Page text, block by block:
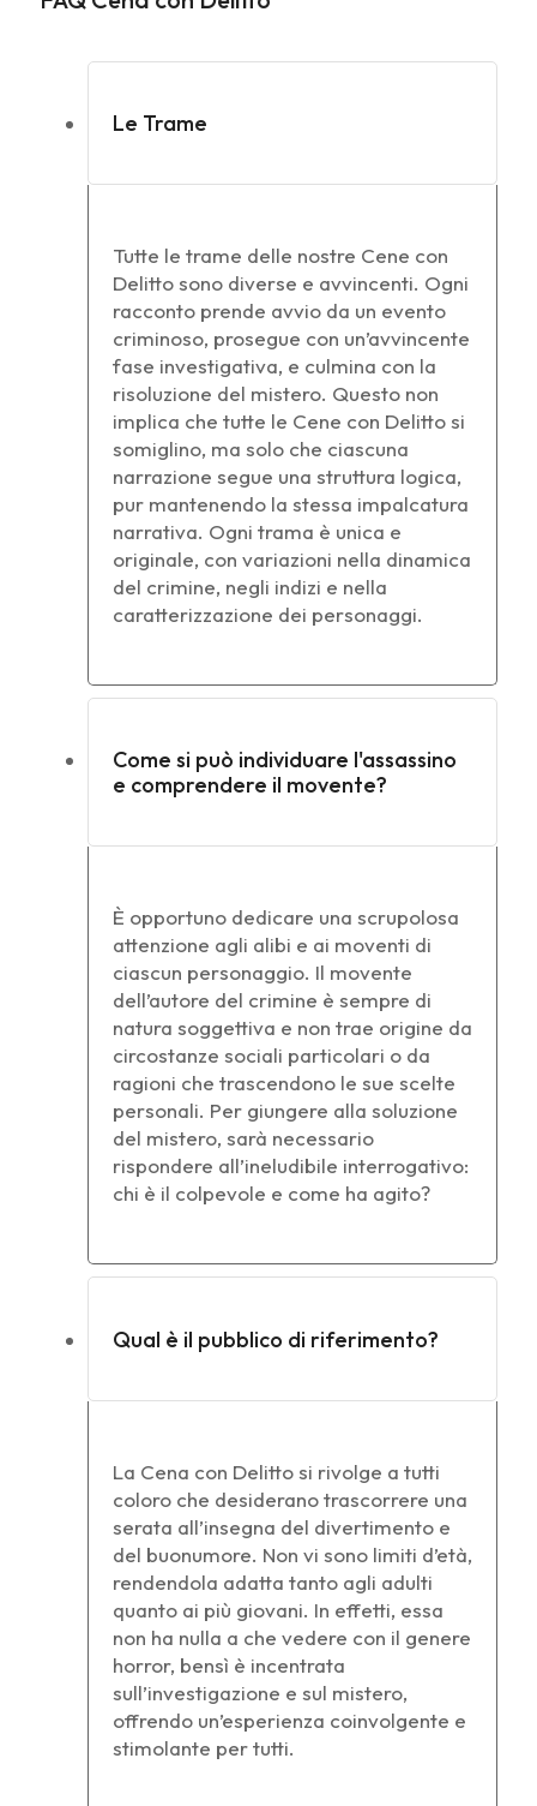
Le Trame
Tutte le trame delle nostre Cene con
Delitto sono diverse e avvincenti. Ogni
racconto prende avvio da un evento
criminoso, prosegue con un’avvincente
fase investigativa, e culmina con la
risoluzione del mistero. Questo non
implica che tutte le Cene con Delitto si
somiglino, ma solo che ciascuna
narrazione segue una struttura logica,
pur mantenendo la stessa impalcatura
narrativa. Ogni trama è unica e
originale, con variazioni nella dinamica
del crimine, negli indizi e nella
caratterizzazione dei personaggi.
Come si può individuare l'assassino
e comprendere il movente?
È opportuno dedicare una scrupolosa
attenzione agli alibi e ai moventi di
ciascun personaggio. Il movente
dell’autore del crimine è sempre di
natura soggettiva e non trae origine da
circostanze sociali particolari o da
ragioni che trascendono le sue scelte
personali. Per giungere alla soluzione
del mistero, sarà necessario
rispondere all’ineludibile interrogativo:
chi è il colpevole e come ha agito?
Qual è il pubblico di riferimento?
La Cena con Delitto si rivolge a tutti
coloro che desiderano trascorrere una
serata all’insegna del divertimento e
del buonumore. Non vi sono limiti d’età,
rendendola adatta tanto agli adulti
quanto ai più giovani. In effetti, essa
non ha nulla a che vedere con il genere
horror, bensì è incentrata
sull’investigazione e sul mistero,
offrendo un’esperienza coinvolgente e
stimolante per tutti.